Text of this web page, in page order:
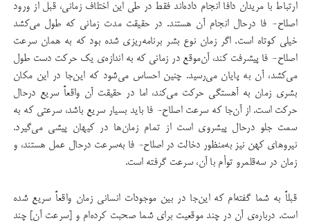
ارتباط با مریدان دافا انجام داده‌اند فقط در طی این اختلاف زمانی، قبل از ورود
اصلاح- فا درحال انجام آن هستند. در حقیقت مدت زمانی که طول می‌کشد
خیلی کوتاه است. اگر زمان نوع بشر برنامه‌ریزی شده بود که به همان سرعت
اصلاح- فا پیشرفت کند، آن‌موقع در زمانی که به اندازه‌ی یک حرکت دست طول
می‌کشد، آن به پایان می‌رسید. چنین احساس می‌شود که این‌جا در این مکان
بشری زمان به آهستگی حرکت می‌کند، اما در حقیقت آن واقعاً سریع درحال
حرکت است. از آن‌جا که سرعت اصلاح- فا باید بسیار سریع باشد، سرعتی که به
سمت جلو درحال پیشروی است از تمام زمان‌ها در کیهان پیشی می‌گیرد.
نیروهای کهن نیز به‌منظور دخالت در اصلاح- فا به‌سرعت درحال عمل هستند، و
زمان در سه‌قلمرو توأم با آن، سرعت گرفته است.
قبلاً به شما گفته‌ام که این‌جا در بین موجودات انسانی زمان واقعاً سریع شده
است. درباره‌ی آن در چند موقعیت برای شما صحبت کرده‌ام و [سرعت آن] چند